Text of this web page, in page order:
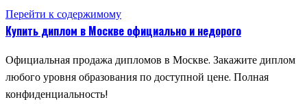
Перейти к содержимому
Купить диплом в Москве официально и недорого
Официальная продажа дипломов в Москве. Закажите диплом
любого уровня образования по доступной цене. Полная
конфиденциальность!